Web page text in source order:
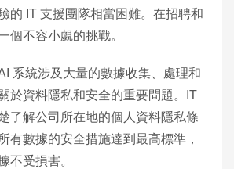
的 IT 支援團隊相當困難。在招聘和
個不容小覷的挑戰。
系統涉及大量的數據收集、處理和
於資料隱私和安全的重要問題。IT
了解公司所在地的個人資料隱私條
有數據的安全措施達到最高標準，
不受損害。